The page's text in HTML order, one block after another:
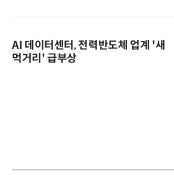
AI 데이터센터, 전력반도체 업계 '새
먹거리' 급부상